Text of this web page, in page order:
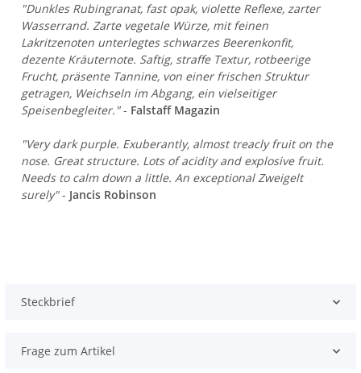
"Dunkles Rubingranat, fast opak, violette Reflexe, zarter
Wasserrand. Zarte vegetale Würze, mit feinen
Lakritzenoten unterlegtes schwarzes Beerenkonfit,
dezente Kräuternote. Saftig, straffe Textur, rotbeerige
Frucht, präsente Tannine, von einer frischen Struktur
getragen, Weichseln im Abgang, ein vielseitiger
Speisenbegleiter."- Falstaff Magazin
"Very dark purple. Exuberantly, almost treacly fruit on the
nose. Great structure. Lots of acidity and explosive fruit.
Needs to calm down a little. An exceptional Zweigelt
surely"- Jancis Robinson
Steckbrief
Frage zum Artikel